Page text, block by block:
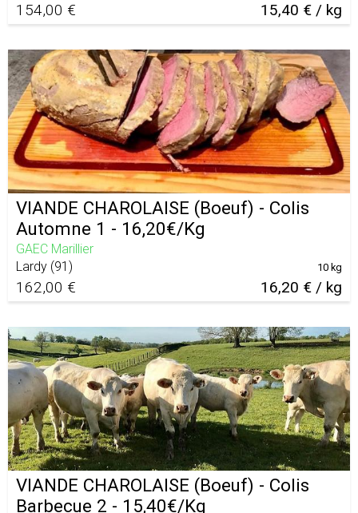
154,00 € 15,40 € / kg
VIANDE CHAROLAISE (Boeuf) - Colis
Automne 1 - 16,20€/Kg
GAEC Marillier
Lardy (91 )
162,00 € 16,20 € / kg
10 kg
VIANDE CHAROLAISE (Boeuf) - Colis
Barbecue 2 - 15,40€/Kg